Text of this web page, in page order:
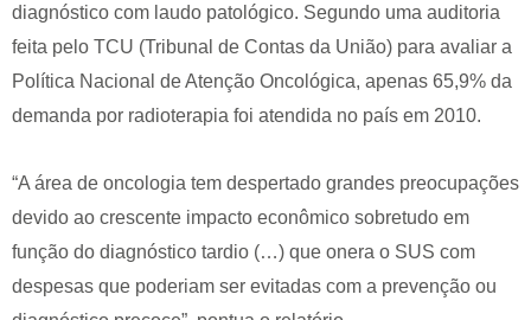
diagnóstico com laudo patológico. Segundo uma auditoria
feita pelo TCU (Tribunal de Contas da União) para avaliar a
Política Nacional de Atenção Oncológica, apenas 65,9% da
demanda por radioterapia foi atendida no país em 2010.
“A área de oncologia tem despertado grandes preocupações
devido ao crescente impacto econômico sobretudo em
função do diagnóstico tardio (…) que onera o SUS com
despesas que poderiam ser evitadas com a prevenção ou